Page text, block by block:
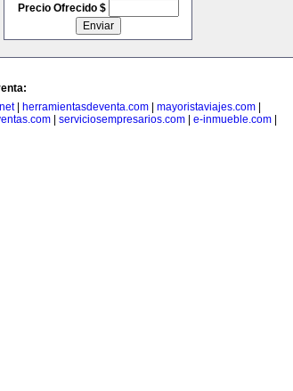
Precio Ofrecido $
| herramientasdeventa.com mayoristaviajes.com
serviciosempresarios.com e-inmueble.com